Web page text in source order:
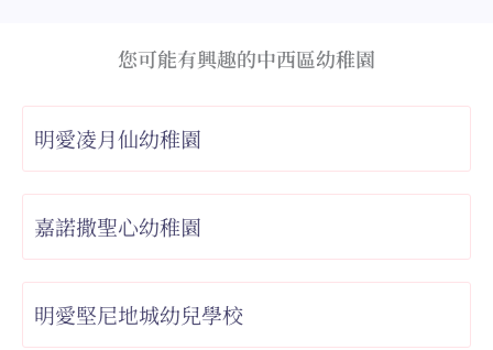
您可能有興趣的中西區幼稚園
明愛凌月仙幼稚園
嘉諾撒聖心幼稚園
明愛堅尼地城幼兒學校